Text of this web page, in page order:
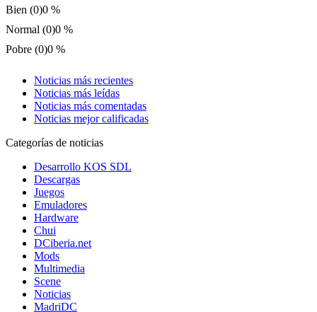
Bien (0)0 %
Normal (0)0 %
Pobre (0)0 %
Noticias más recientes
Noticias más leídas
Noticias más comentadas
Noticias mejor calificadas
Categorías de noticias
Desarrollo KOS SDL
Descargas
Juegos
Emuladores
Hardware
Chui
DCiberia.net
Mods
Multimedia
Scene
Noticias
MadriDC